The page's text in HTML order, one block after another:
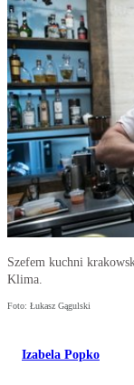
Szefem kuchni
Klima.
Foto: Łukasz Gągulski
Izabela Popko